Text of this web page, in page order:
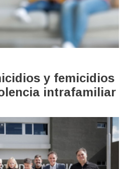
y femicidios
intrafamiliar